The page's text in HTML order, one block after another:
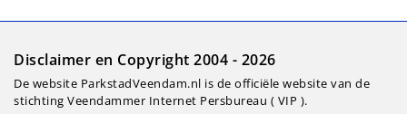
Disclaimer en Copyright 2004 - 2026
De website ParkstadVeendam.nl is de officiële website van de
stichting Veendammer Internet Persbureau ( VIP ).